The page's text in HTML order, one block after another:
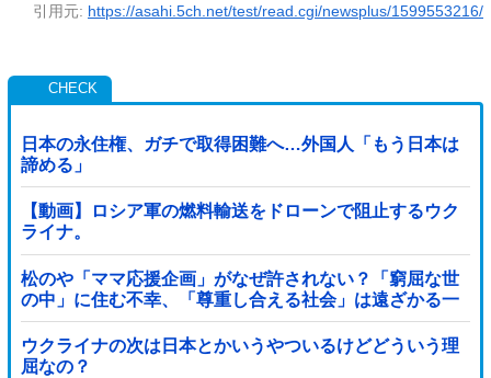
引用元: https://asahi.5ch.net/test/read.cgi/newsplus/1599553216/
日本の永住権、ガチで取得困難へ…外国人「もう日本は
諦める」
【動画】ロシア軍の燃料輸送をドローンで阻止するウク
ライナ。
松のや「ママ応援企画」がなぜ許されない？「窮屈な世
の中」に住む不幸、「尊重し合える社会」は遠ざかる一
方
ウクライナの次は日本とかいうやついるけどどういう理
屈なの？